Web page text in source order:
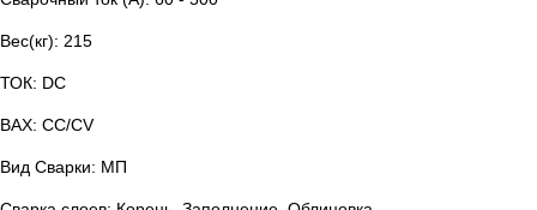
Вес(кг): 215
ТОК: DC
ВАХ: СС/CV
Вид Сварки: МП